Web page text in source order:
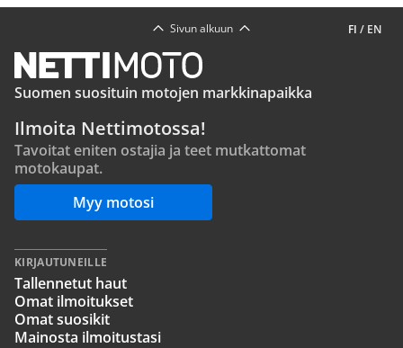
FI / EN
Sivun alkuun
Suomen suosituin motojen markkinapaikka
Ilmoita Nettimotossa!
Tavoitat eniten ostajia ja teet mutkattomat
motokaupat.
Myy motosi
KIRJAUTUNEILLE
Tallennetut haut
Omat ilmoitukset
Omat suosikit
Mainosta ilmoitustasi